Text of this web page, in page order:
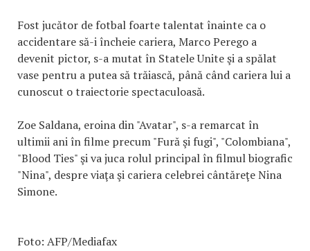
Fost jucător de fotbal foarte talentat înainte ca o
accidentare să-i încheie cariera, Marco Perego a
devenit pictor, s-a mutat în Statele Unite şi a spălat
vase pentru a putea să trăiască, până când cariera lui a
cunoscut o traiectorie spectaculoasă.
Zoe Saldana, eroina din "Avatar", s-a remarcat în
ultimii ani în filme precum "Fură şi fugi", "Colombiana",
"Blood Ties" şi va juca rolul principal în filmul biografic
"Nina", despre viaţa şi cariera celebrei cântăreţe Nina
Simone.
Foto: AFP/Mediafax